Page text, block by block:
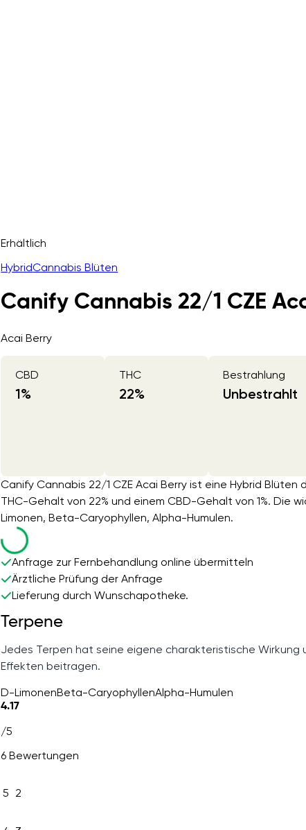
Erhältlich
HybridCannabis Blüten
Canify Cannabis 22/1 CZE
Acai Berry
CBD
1%
THC
22%
Bestrahlung
Unbestrahlt
Canify Cannabis 22/1 CZE Acai Berry ist eine Hybrid Blüten
THC-Gehalt von 22% und einem CBD-Gehalt von 1%. Die
Limonen, Beta-Caryophyllen, Alpha-Humulen.
Anfrage zur Fernbehandlung online übermitteln
Ärztliche Prüfung der Anfrage
Lieferung durch Wunschapotheke.
Terpene
Jedes Terpen hat seine eigene charakteristische Wirkung
Effekten beitragen.
D-LimonenBeta-CaryophyllenAlpha-Humulen
4.17
/5
6 Bewertungen
5 2